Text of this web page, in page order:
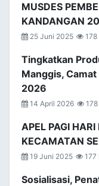
MUSDES
KANDANGAN
25 Juni 2025 178
Tingkatkan
Manggis,
2026
14 April 2026
APEL PAGI
KECAMATAN
19 Juni 2025 177
Sosialisasi,